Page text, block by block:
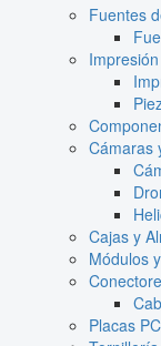
Fuentes
Cámaras
Cajas y
Módulos
Placas